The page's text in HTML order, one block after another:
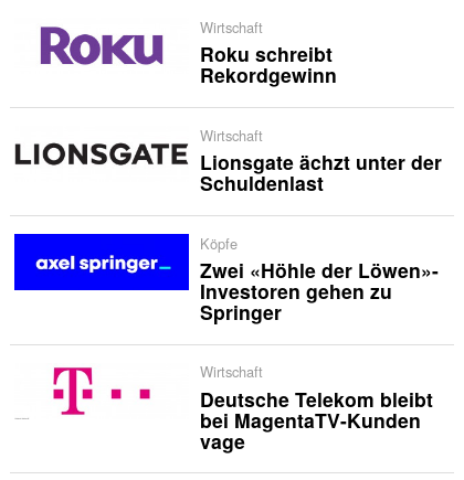
Wirtschaft
Roku schreibt
Rekordgewinn
Wirtschaft
Lionsgate ächzt unter der
Schuldenlast
Köpfe
Zwei «Höhle der Löwen»-
Investoren gehen zu
Springer
Wirtschaft
Deutsche Telekom bleibt
bei MagentaTV-Kunden
vage